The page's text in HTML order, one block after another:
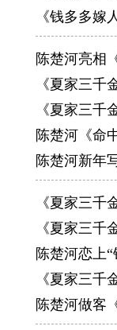
《钱多多嫁
陈楚河亮相
《夏家三千
《夏家三千
陈楚河《命
陈楚河新年
《夏家三千
《夏家三千
陈楚河恋上
《夏家三千
陈楚河做客